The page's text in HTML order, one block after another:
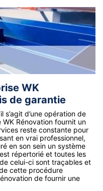
WK
de garantie
s’agit d’une opération de
Rénovation fournit un
reste constante pour
en vrai professionnel,
en son sein un système
répertorié et toutes les
celui-ci sont traçables et
cette procédure
de fournir une